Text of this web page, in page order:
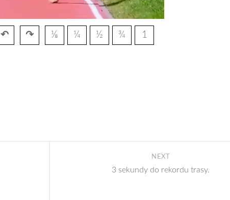
↶ ↷ ⅛ ¼ ½ ¾ 1
NEXT
3 sekundy do rekordu trasy.